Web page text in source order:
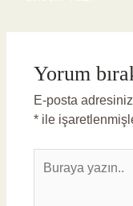
Yorum
E-posta
*ile
yazın..